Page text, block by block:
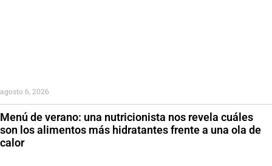
Menú de verano: una nutricionista nos revela cuáles
son los alimentos más hidratantes frente a una ola de
calor
agosto 6, 2026